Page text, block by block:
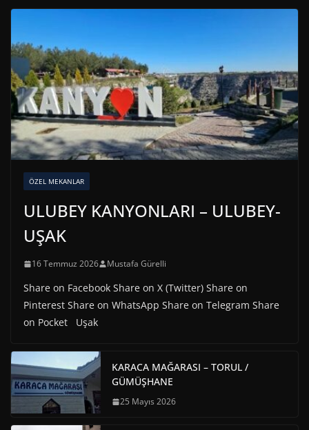
ÖZEL MEKANLAR
ULUBEY KANYONLARI – ULUBEY-
UŞAK
16 Temmuz 2026 Mustafa Gürelli
Share on Facebook Share on X (Twitter) Share on
Pinterest Share on WhatsApp Share on Telegram Share
on Pocket Uşak
KARACA MAĞARASI – TORUL /
GÜMÜŞHANE
25 Mayıs 2026